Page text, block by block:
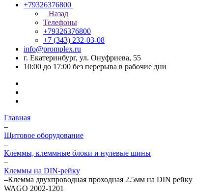
+79326376800
Назад
Телефоны
+79326376800
+7 (343) 232-03-08
info@promplex.ru
г. Екатеринбург, ул. Онуфриева, 55
10:00 до 17:00 без перерыва в рабочие дни
Главная
–
Щитовое оборудование
–
Клеммы, клеммные блоки и нулевые шины
–
Клеммы на DIN-рейку
–Клемма двухпроводная проходная 2.5мм на DIN рейку
WAGO 2002-1201